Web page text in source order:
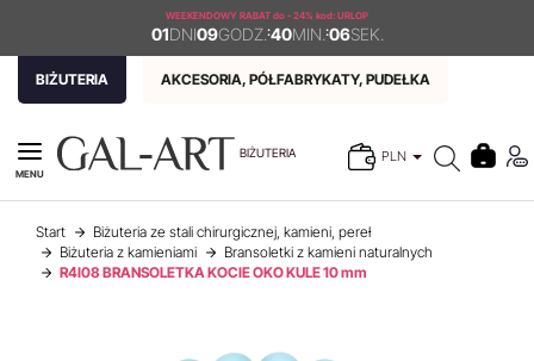
WEEKENDOWY RABAT do - 24% kod: URLOP
01DNI09GODZ. :40MIN. :06SEK.
BIŻUTERIA AKCESORIA, PÓŁFABRYKATY, PUDEŁKA
BIŻUTERIA PLN
MENU
Start
Biżuteria ze stali chirurgicznej, kamieni, pereł
Biżuteria z kamieniami
Bransoletki z kamieni naturalnych
R4I08 BRANSOLETKA KOCIE OKO KULE 10 mm